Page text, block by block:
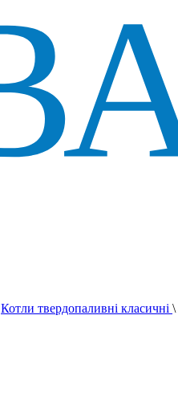
Котли твердопаливні класичні \